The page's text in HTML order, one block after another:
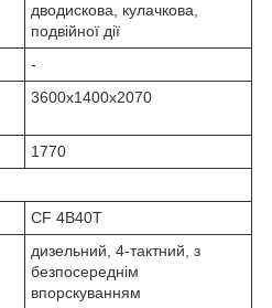
дводискова, кулачкова,
подвійної дії
-
3600х1400х2070
1770
CF 4B40T
дизельний, 4-тактний, з
безпосереднім
впорскуванням